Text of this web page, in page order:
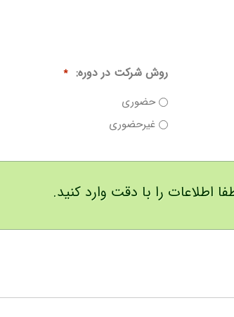
روش شرکت در دوره: *
حضوری
غیرحضوری
اطلاعات را با دقت وارد کنید.